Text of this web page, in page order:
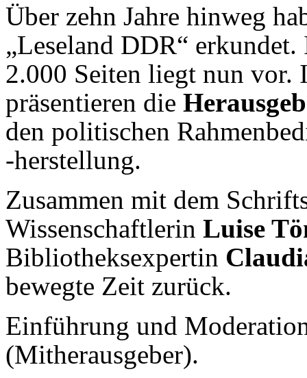
Über zehn Jahre hinweg
„Leseland DDR“
2.000 Seiten liegt nun vor.
präsentieren die
den politischen
-herstellung.
Zusammen mit dem
Wissenschaftlerin Luise
Bibliotheksexpertin
bewegte Zeit zurück.
Einführung und
(Mitherausgeber).